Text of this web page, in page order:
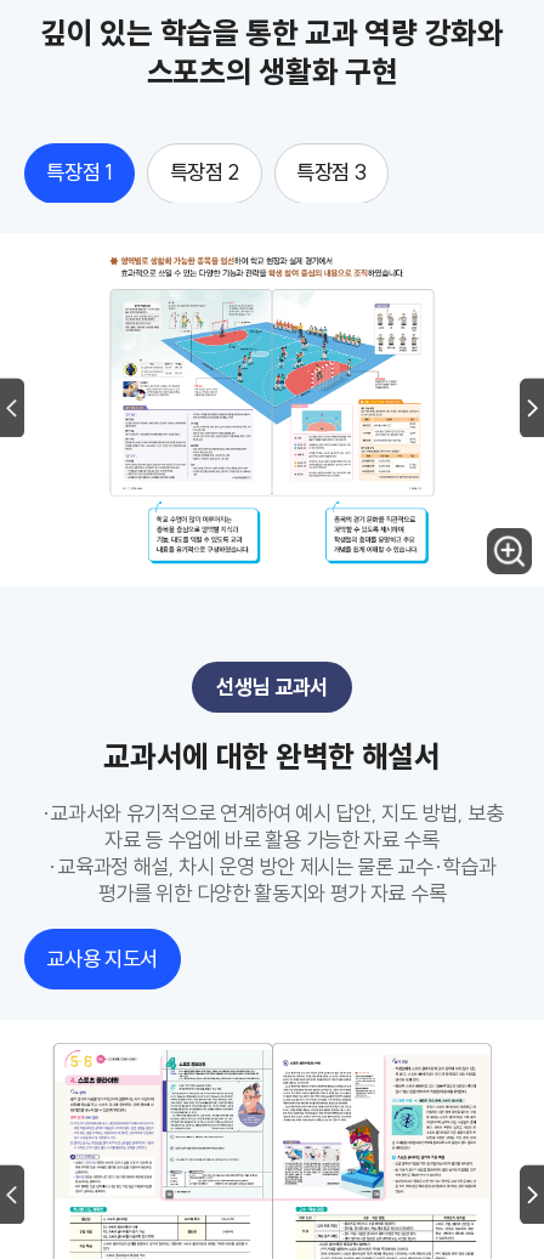
깊이 있는 학습을 통한 교과 역량 강화와
스포츠의 생활화 구현
특장점 1 특장점 2 특장점 3
선생님 교과서
교과서에 대한 완벽한 해설서
·교과서와 유기적으로 연계하여 예시 답안, 지도 방법, 보충
자료 등 수업에 바로 활용 가능한 자료 수록
·교육과정 해설, 차시 운영 방안 제시는 물론 교수·학습과
평가를 위한 다양한 활동지와 평가 자료 수록
교사용 지도서